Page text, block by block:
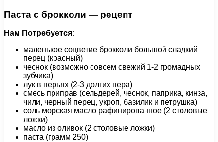
Паста с брокколи — рецепт
Нам Потребуется:
маленькое соцветие брокколи большой сладкий
перец (красный)
чеснок (возможно совсем свежий 1-2 громадных
зубчика)
лук в перьях (2-3 долгих пера)
смесь приправ (сельдерей, чеснок, паприка, кинза,
чили, черный перец, укроп, базилик и петрушка)
соль морская масло рафинированное (2 столовые
ложки)
масло из оливок (2 столовые ложки)
паста (грамм 250)